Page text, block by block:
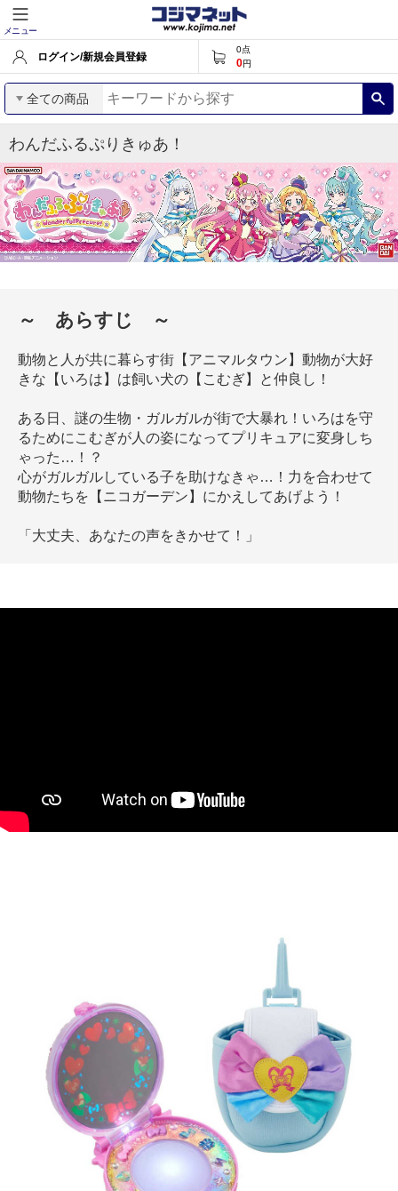
メニュー
ログイン/新規会員登録
0点
0円
全ての商品
わんだふるぷりきゅあ！
～ あらすじ ～
動物と人が共に暮らす街【アニマルタウン】動物が大好
きな【いろは】は飼い犬の【こむぎ】と仲良し！
ある日、謎の生物・ガルガルが街で大暴れ！いろはを守
るためにこむぎが人の姿になってプリキュアに変身しち
ゃった…！？
心がガルガルしている子を助けなきゃ…！力を合わせて
動物たちを【ニコガーデン】にかえしてあげよう！
「大丈夫、あなたの声をきかせて！」